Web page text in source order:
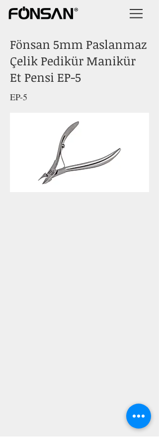
Fönsan 5mm Paslanmaz
Çelik Pedikür Manikür
Et Pensi EP-5
EP-5